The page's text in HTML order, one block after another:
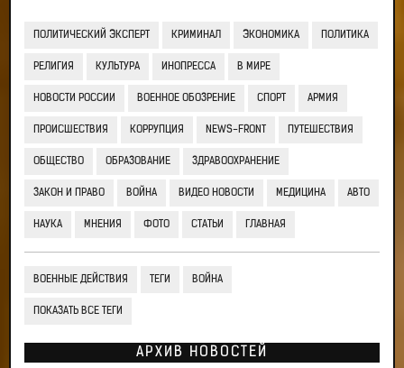
ПОЛИТИЧЕСКИЙ ЭКСПЕРТ КРИМИНАЛ ЭКОНОМИКА ПОЛИТИКА
РЕЛИГИЯ КУЛЬТУРА ИНОПРЕССА В МИРЕ
НОВОСТИ РОССИИ ВОЕННОЕ ОБОЗРЕНИЕ СПОРТ АРМИЯ
ПРОИСШЕСТВИЯ КОРРУПЦИЯ NEWS-FRONT ПУТЕШЕСТВИЯ
ОБЩЕСТВО ОБРАЗОВАНИЕ ЗДРАВООХРАНЕНИЕ
ЗАКОН И ПРАВО ВОЙНА ВИДЕО НОВОСТИ МЕДИЦИНА АВТО
НАУКА МНЕНИЯ ФОТО СТАТЬИ ГЛАВНАЯ
ВОЕННЫЕ ДЕЙСТВИЯ ТЕГИ ВОЙНА
ПОКАЗАТЬ ВСЕ ТЕГИ
АРХИВ НОВОСТЕЙ